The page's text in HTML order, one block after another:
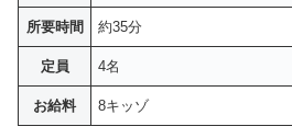
所要時間 約35分
定員 4名
お給料 8キッゾ